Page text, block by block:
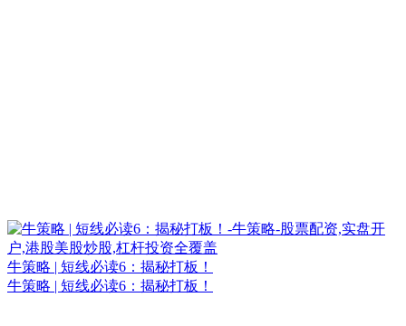
牛策略 | 短线必读6：揭秘打板！
牛策略 | 短线必读6：揭秘打板！